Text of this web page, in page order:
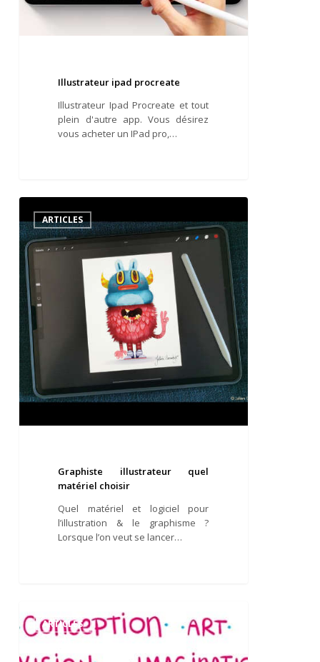
Illustrateur ipad procreate
Illustrateur Ipad Procreate et tout
plein d'autre app. Vous désirez
vous acheter un IPad pro,…
Graphiste
illustrateur
quel
matériel
choisir
ARTICLES
Graphiste illustrateur quel
matériel choisir
Quel matériel et logiciel pour
l’illustration & le graphisme ?
Lorsque l’on veut se lancer…
artistiqueARTICLES